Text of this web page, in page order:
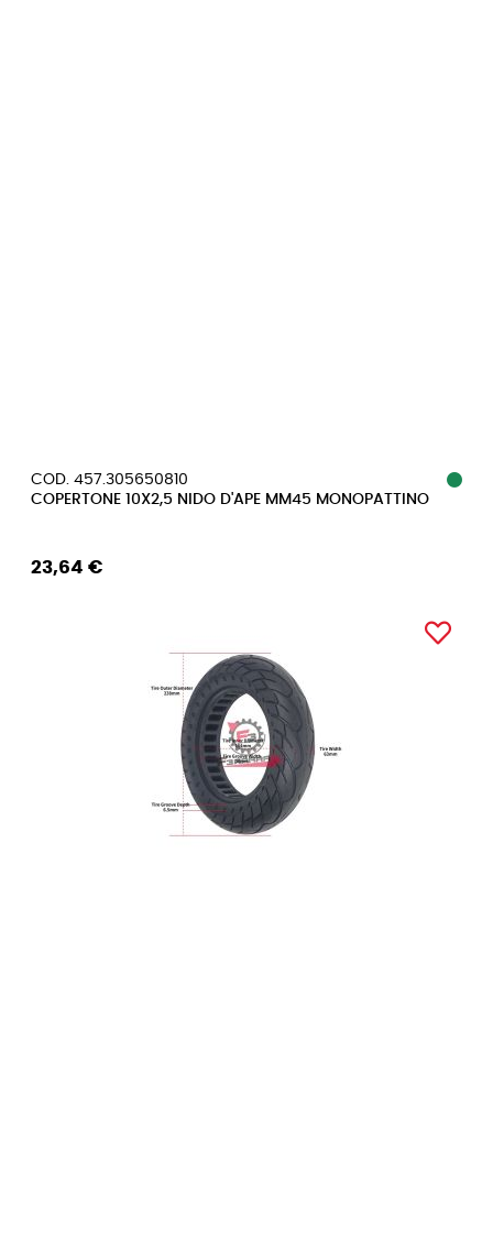
COD. 457.305650810
COPERTONE 10X2,5 NIDO D'APE MM45 MONOPATTINO
23,64 €